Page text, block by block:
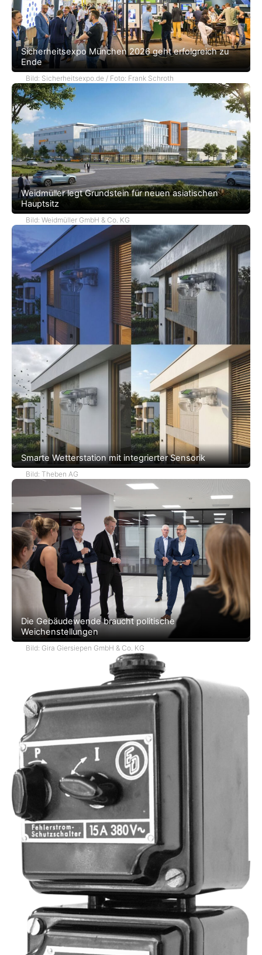
Sicherheitsexpo München 2026 geht erfolgreich zu
Ende
Bild: Sicherheitsexpo.de / Foto: Frank Schroth
Weidmüller legt Grundstein für neuen asiatischen
Hauptsitz
Bild: Weidmüller GmbH & Co. KG
Smarte Wetterstation mit integrierter Sensorik
Bild: Theben AG
Die Gebäudewende braucht politische
Weichenstellungen
Bild: Gira Giersiepen GmbH & Co. KG